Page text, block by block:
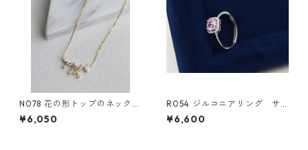
N078 花の形トップのネックレ
ス
¥6,050
R054 ジルコニアリング サ
イズFree
¥6,600